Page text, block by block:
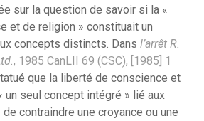
sur la question de savoir si la «
et de religion » constituait un
concepts distincts. Dans l’arrêt R.
, 1985 CanLII 69 (CSC), [1985] 1
que la liberté de conscience et
un seul concept intégré » lié aux
contraindre une croyance ou une